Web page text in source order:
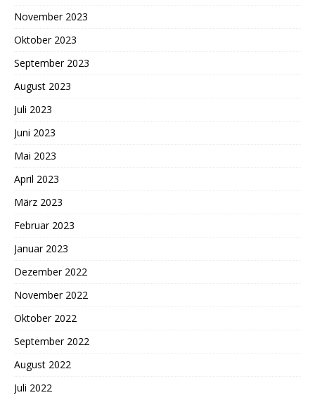
November 2023
Oktober 2023
September 2023
August 2023
Juli 2023
Juni 2023
Mai 2023
April 2023
März 2023
Februar 2023
Januar 2023
Dezember 2022
November 2022
Oktober 2022
September 2022
August 2022
Juli 2022